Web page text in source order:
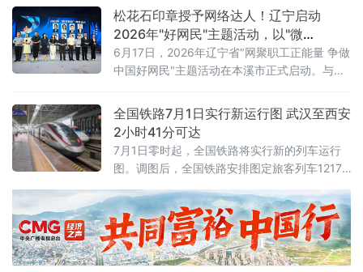
重点企业开展安全警示教育、专项培训及实战
化应急演练，以"无事不扰、有求必应"为原则，
探索警企联动服务营商环境新路径。鞍山水文
局、鞍山市第八中学、冀东水泥、交运旅游汽
车有限公司、红旗大酒店等20余家企业单位代
松花石印章授予网络达人！辽宁启动
2026年"好网民"主题活动，以"微
光"聚"火炬"
6月17日，2026年辽宁省"网聚职工正能量 争做
中国好网民"主题活动在本溪市正式启动。与以
誉印章，成为全场焦点——它被授予辽宁省
2025年最受欢迎网络达人，以此表彰长期深耕
网络阵地、持续输出主流正向声音的优秀创作
者。活动以"微光成炬 清朗同行"为主题，由辽
宁省总工会、辽宁省委网信办联合主办。启动
仪式上，2025年度活动成
全国铁路7月1日实行新运行图 武汉至西安
2小时41分可达
7月1日零时起，全国铁路将实行新的列车运行
图。调图后，全国铁路安排图定旅客列车12174
列，较现图增加111列，铁路客货运输能力、服
务品质和运行效率进一步提升。